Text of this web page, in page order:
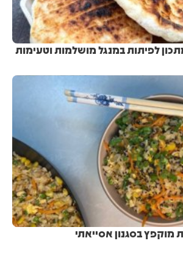
לפיתות במנגל מושלמות וטעימות
מוקפץ בסגנון אסייאתי